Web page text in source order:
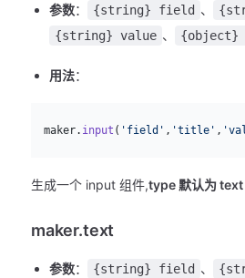
参数： {string} field 、
{string} value 、 {object}
用法：
  maker.
input ( 'field' , 'title' ,
生成一个 input 组件,type 默认为 text
maker.text
参数： {string} field 、